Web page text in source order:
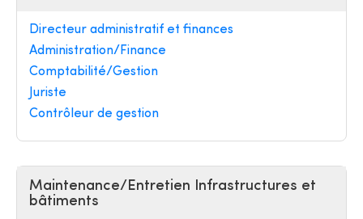
Directeur administratif et finances
Administration/Finance
Comptabilité/Gestion
Juriste
Contrôleur de gestion
Maintenance/Entretien Infrastructures et
bâtiments